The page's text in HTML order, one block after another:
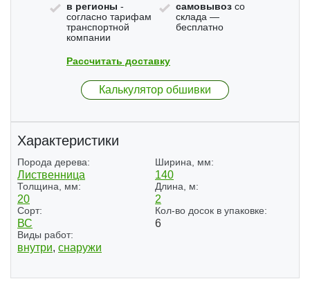
в регионы -
согласно тарифам
транспортной
компании
самовывозсо
склада —
бесплатно
Рассчитать доставку
Калькулятор обшивки
Характеристики
Порода дерева:
Лиственница
Ширина, мм:
140
Толщина, мм:
20
Длина, м:
2
Сорт:
ВС
Кол-во досок в упаковке:
6
Виды работ:
внутри, снаружи